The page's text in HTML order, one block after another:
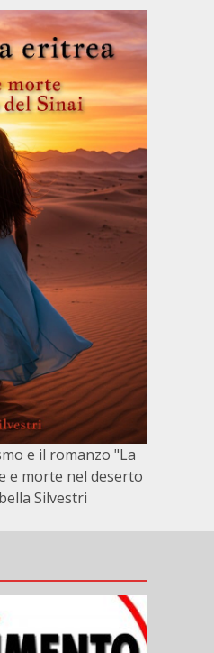
e il romanzo "La
e morte nel deserto
Silvestri